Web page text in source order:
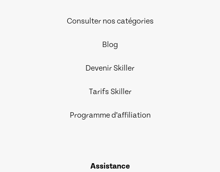
Consulter nos catégories
Blog
Devenir Skiller
Tarifs Skiller
Programme d’affiliation
Assistance